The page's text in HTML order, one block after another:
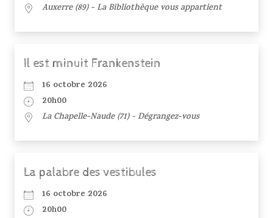
Auxerre (89) - La Bibliothèque vous appartient
Il est minuit Frankenstein
16 octobre 2026
20h00
La Chapelle-Naude (71) - Dégrangez-vous
La palabre des vestibules
16 octobre 2026
20h00